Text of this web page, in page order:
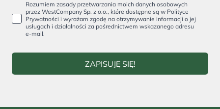
Rozumiem zasady przetwarzania moich danych osobowych
przez WestCompany Sp. z o.o., które dostępne są w Polityce
Prywatności i wyrażam zgodę na otrzymywanie informacji o jej
usługach i działalności za pośrednictwem wskazanego adresu
e-mail.
ZAPISUJĘ SIĘ!